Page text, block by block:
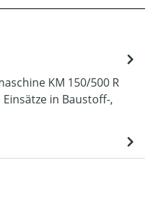
KM 150/500 R
in Baustoff-,